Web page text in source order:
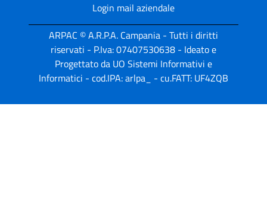
Login mail aziendale
ARPAC © A.R.P.A. Campania - Tutti i diritti
riservati - P.Iva: 07407530638 - Ideato e
Progettato da UO Sistemi Informativi e
Informatici - cod.IPA: arlpa_ - cu.FATT: UF4ZQB